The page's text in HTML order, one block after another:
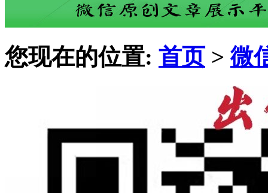
您现在的位置: 首页 >微